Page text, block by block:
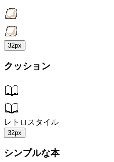
32px
クッション
レトロスタイル
32px
シンプルな本